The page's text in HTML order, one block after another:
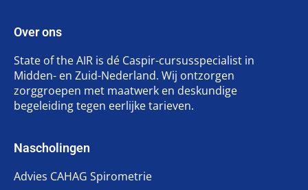
Over ons
State of the AIR is dé Caspir-cursusspecialist in
Midden- en Zuid-Nederland. Wij ontzorgen
zorggroepen met maatwerk en deskundige
begeleiding tegen eerlijke tarieven.
Nascholingen
Advies CAHAG Spirometrie